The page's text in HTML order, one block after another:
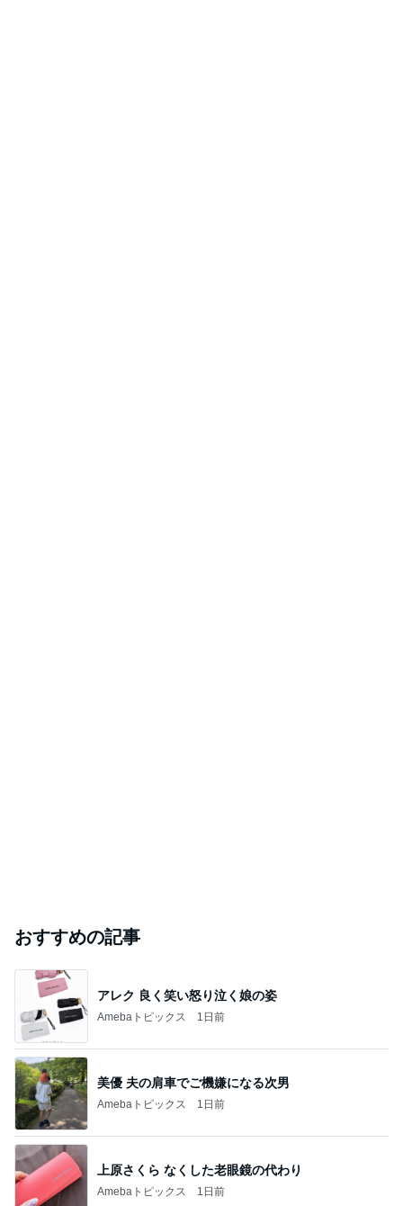
おすすめの記事
アレク 良く笑い怒り泣く娘の姿
Amebaトピックス 1日前
美優 夫の肩車でご機嫌になる次男
Amebaトピックス 1日前
上原さくら なくした老眼鏡の代わり
Amebaトピックス 1日前